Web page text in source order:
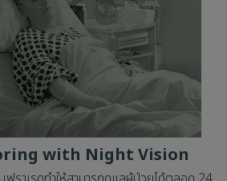
with Night Vision
ทธเจ้า ผู้บริหารและพนักงาน
วรธันย์ เทคโนโลยี จำกัด
เข้าสู่เว็บไซต์